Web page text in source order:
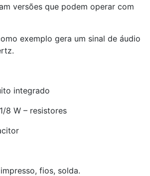
versões que podem operar com
exemplo gera um sinal de áudio
integrado
8 W – resistores
fios, solda.